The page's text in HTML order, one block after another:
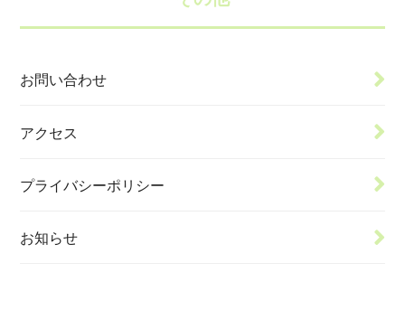
お問い合わせ
アクセス
プライバシーポリシー
お知らせ